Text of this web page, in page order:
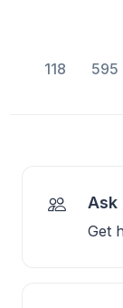
118 595
Ask
Get